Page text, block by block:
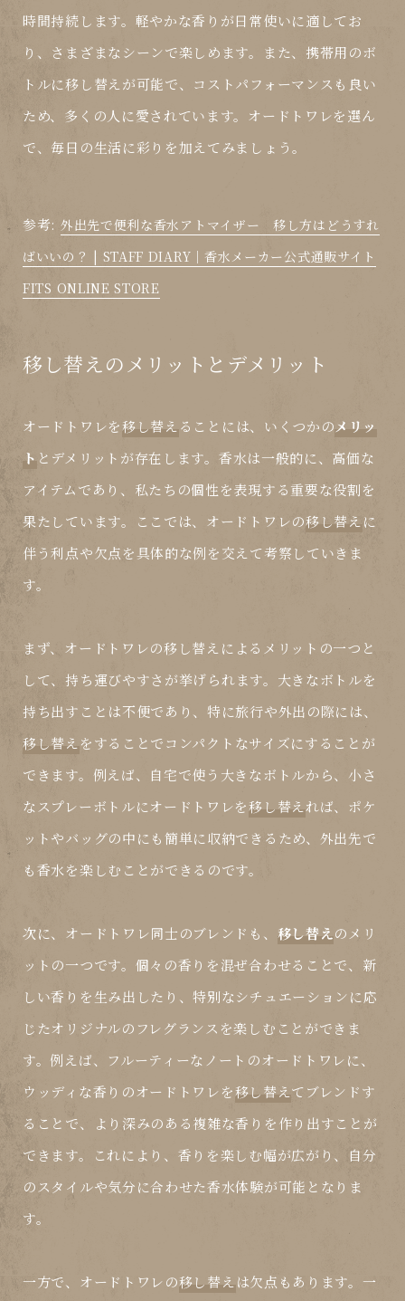
時間持続します。軽やかな香りが日常使いに適してお
り、さまざまなシーンで楽しめます。また、携帯用のボ
トルに移し替えが可能で、コストパフォーマンスも良い
ため、多くの人に愛されています。オードトワレを選ん
で、毎日の生活に彩りを加えてみましょう。
参考: 外出先で便利な香水アトマイザー 移し方はどうすれ
ばいいの？ | STAFF DIARY｜香水メーカー公式通販サイト
FITS ONLINE STORE
移し替えのメリットとデメリット
オードトワレを移し替え ることには、いくつかのメリッ
ト と デメリット が存在します。香水は一般的に、高価な
アイテムであり、私たちの個性を表現する重要な役割を
果たしています。ここでは、オードトワレの移し替え に
伴う利点や欠点を具体的な例を交えて考察していきま
す。
まず、オードトワレの移し替え によるメリットの一つと
して、持ち運びやすさ が挙げられます。大きなボトルを
持ち出すことは不便であり、特に旅行や外出の際には、
移し替え をすることでコンパクトなサイズにすることが
できます。例えば、自宅で使う大きなボトルから、小さ
なスプレーボトルにオードトワレを移し替えれば、ポケ
ットやバッグの中にも簡単に収納できるため、外出先で
も香水を楽しむことができるのです。
次に、オードトワレ同士のブレンドも、 移し替えのメリ
ットの一つです。個々の香りを混ぜ合わせることで、新
しい香りを生み出したり、特別なシチュエーションに応
じたオリジナルのフレグランスを楽しむことができま
す。例えば、フルーティーなノートのオードトワレに、
ウッディな香りのオードトワレを移し替え てブレンドす
ることで、より深みのある複雑な香りを作り出すことが
できます。これにより、香りを楽しむ幅が広がり、自分
のスタイルや気分に合わせた香水体験が可能となりま
す。
一方で、オードトワレの移し替え は欠点もあります。一